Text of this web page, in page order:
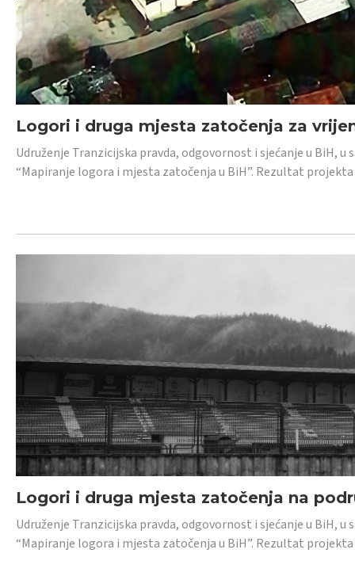
Logori i druga mjesta zatočenja za
Udruženje Tranzicijska pravda, odgovornost i sjećanje u BiH,
“Mapiranje logora i mjesta zatočenja u BiH”. Rezultat
Logori i druga mjesta zatočenja na
Udruženje Tranzicijska pravda, odgovornost i sjećanje u BiH,
“Mapiranje logora i mjesta zatočenja u BiH”. Rezultat